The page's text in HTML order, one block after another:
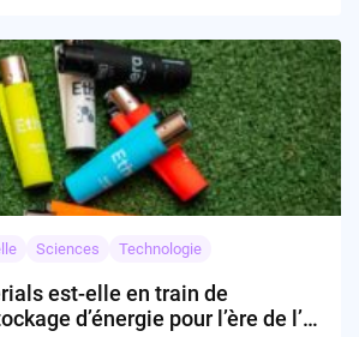
Sciences Technologie
est-elle en train de
d’énergie pour l’ère de l’IA